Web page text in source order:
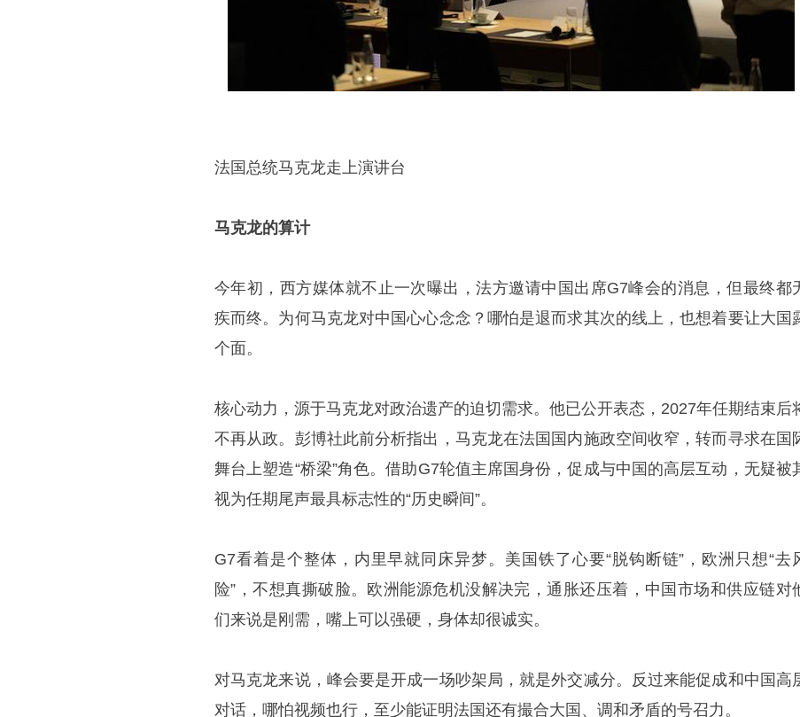
法国总统马克龙走上演讲台
马克龙的算计
今年初，西方媒体就不止一次曝出，法方邀请中国出席G7峰会的消息，但最终都
疾而终。为何马克龙对中国心心念念？哪怕是退而求其次的线上，也想着要让大国
个面。
核心动力，源于马克龙对政治遗产的迫切需求。他已公开表态，2027年任期结束后
不再从政。彭博社此前分析指出，马克龙在法国国内施政空间收窄，转而寻求在国
舞台上塑造“桥梁”角色。借助G7轮值主席国身份，促成与中国的高层互动，无疑被
视为任期尾声最具标志性的“历史瞬间”。
G7看着是个整体，内里早就同床异梦。美国铁了心要“脱钩断链”，欧洲只想“去
险”，不想真撕破脸。欧洲能源危机没解决完，通胀还压着，中国市场和供应链对
们来说是刚需，嘴上可以强硬，身体却很诚实。
对马克龙来说，峰会要是开成一场吵架局，就是外交减分。反过来能促成和中国高
对话，哪怕视频也行，至少能证明法国还有撮合大国、调和矛盾的号召力。